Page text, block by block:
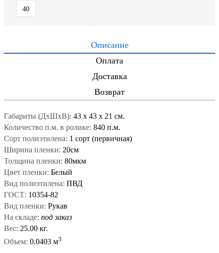
40
Описание
Оплата
Доставка
Возврат
Габариты (ДxШxВ): 43 x 43 x 21 см.
Количество п.м. в ролике: 840 п.м.
Сорт полиэтилена: 1 сорт (первичная)
Ширина пленки: 20см
Толщина пленки: 80мкм
Цвет пленки: Белый
Вид полиэтилена: ПВД
ГОСТ: 10354-82
Вид пленки: Рукав
На складе: под заказ
Вес: 25.00 кг.
Объем: 0.0403 м3